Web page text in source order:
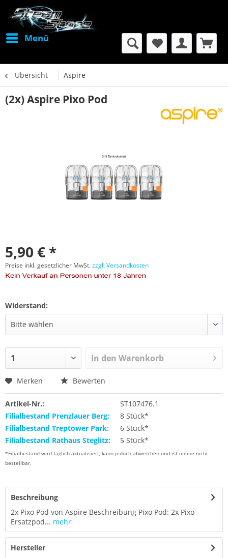
Menü
Übersicht Aspire
(2x) Aspire Pixo Pod
5,90 € *
Preise inkl. gesetzlicher MwSt.zzgl. Versandkosten
Widerstand:
In den Warenkorb
Merken Bewerten
Artikel-Nr.:
ST107476.1
Filialbestand Prenzlauer Berg:
8 Stück*
Filialbestand Treptower Park:
6 Stück*
Filialbestand Rathaus Steglitz:
5 Stück*
*Filialbestand wird täglich aktualisiert, kann jedoch abweichen und ist online nicht
bestellbar.
Beschreibung
2x Pixo Pod von Aspire Beschreibung Pixo Pod: 2x Pixo
Ersatzpod... mehr
Hersteller